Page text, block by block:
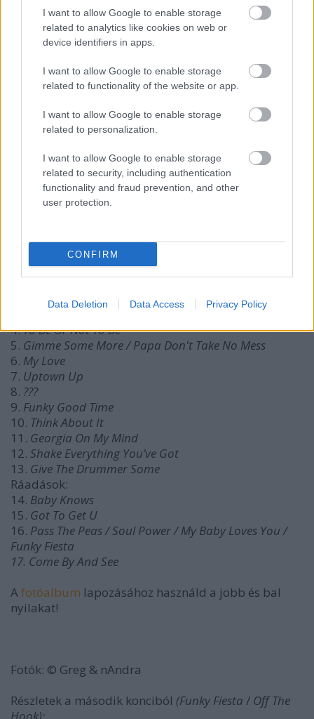
I want to allow Google to enable storage
related to analytics like cookies on web or
device identifiers in apps.
I want to allow Google to enable storage
related to functionality of the website or app.
I want to allow Google to enable storage
related to personalization.
I want to allow Google to enable storage
related to security, including authentication
functionality and fraud prevention, and other
user protection.
CONFIRM
Data Deletion Data Access Privacy Policy
Ron Tooley - trombita
Dennis Rollins- harsona
Will Boulware- billentyűk
Bruno Speight- gitár
Rodney „Skeet” Curtis- basszusgitár
Martha High- háttérvokál & ének
Neta Hall- háttérvokál
Vendégművészek:
Chance Howard- ének
A repertoár:
1.Funky Fiesta
Off The Hook
4.To Be Or Not To Be
5. Gimme Some More / Papa Don't Take No Mess
6. My Love
7. Uptown Up
8. ???
9. Funky Good Time
10. Think About It
11. Georgia On My Mind
12. Shake Everything You’ve Got
13. Give The Drummer Some
Ráadások:
14. Baby Knows
15. Got To Get U
16. Pass The Peas / Soul Power / My Baby Loves You /
Funky Fiesta
17. Come By And See
A fotóalbum lapozásához használd a jobb és bal
nyilakat!
Fotók: © Greg & nAndra
Részletek a második konciból (Funky Fiesta / Off The
Hook):